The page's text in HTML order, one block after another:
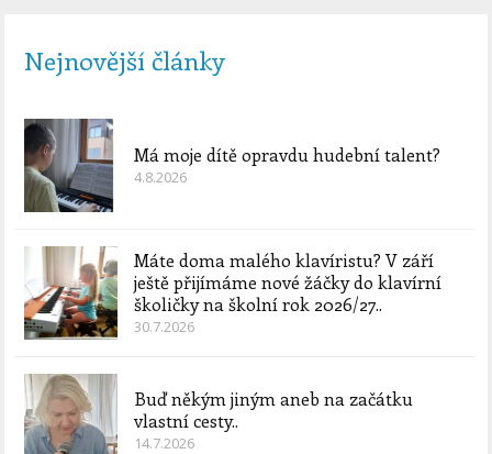
Nejnovější články
Má moje dítě opravdu hudební talent?
4.8.2026
Máte doma malého klavíristu? V září
ještě přijímáme nové žáčky do klavírní
školičky na školní rok 2026/27..
30.7.2026
Buď někým jiným aneb na začátku
vlastní cesty..
14.7.2026